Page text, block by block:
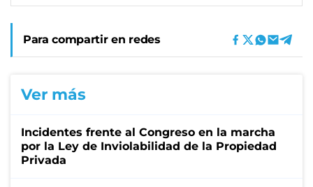
Para compartir en redes
Ver más
Incidentes frente al Congreso en la marcha
por la Ley de Inviolabilidad de la Propiedad
Privada